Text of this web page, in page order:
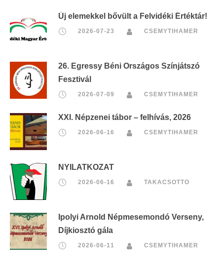
Új elemekkel bővült a Felvidéki Értéktár!
2026-07-23 CSEMYTIHAMER
26. Egressy Béni Országos Színjátszó
Fesztivál
2026-07-09 CSEMYTIHAMER
XXI. Népzenei tábor – felhívás, 2026
2026-06-16 CSEMYTIHAMER
NYILATKOZAT
2026-06-16 TAKACSOTTO
Ipolyi Arnold Népmesemondó Verseny,
Díjkiosztó gála
2026-06-11 CSEMYTIHAMER